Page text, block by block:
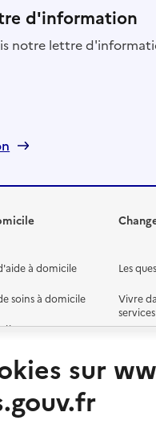
d'information
notre lettre
à domicile
soins à domicile
temporaire
avec une
Les
Vivre
Vivre
sur